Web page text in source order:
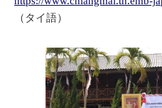
（タイ語）